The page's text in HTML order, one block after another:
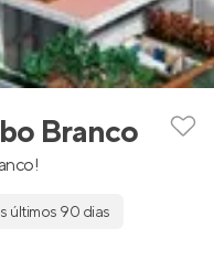
Branco
últimos 90 dias